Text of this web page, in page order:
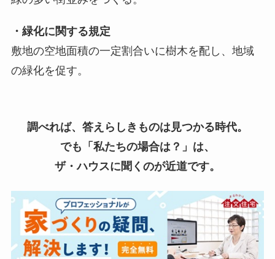
・緑化に関する規定
敷地の空地面積の一定割合いに樹木を配し、地域
の緑化を促す。
調べれば、答えらしきものは見つかる時代。
でも「私たちの場合は？」は、
ザ・ハウスに聞くのが近道です。